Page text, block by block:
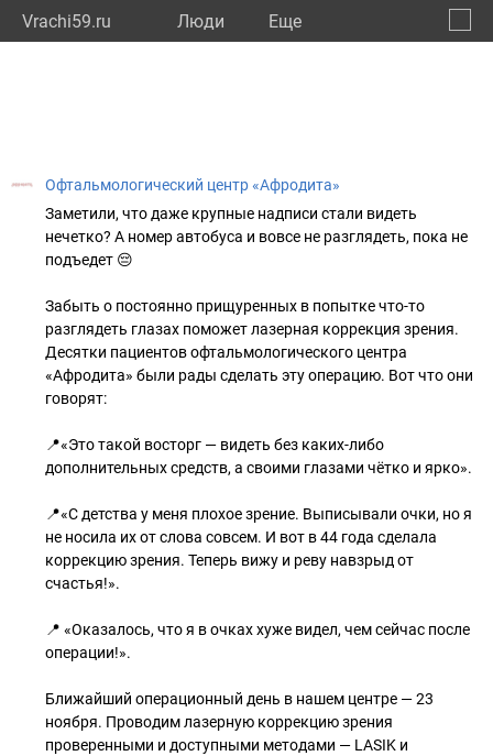
Vrachi59.ru Люди Eще
Офтальмологический центр «Афродита»
Заметили, что даже крупные надписи стали видеть
нечетко? А номер автобуса и вовсе не разглядеть, пока не
подъедет 😔
Забыть о постоянно прищуренных в попытке что-то
разглядеть глазах поможет лазерная коррекция зрения.
Десятки пациентов офтальмологического центра
«Афродита» были рады сделать эту операцию. Вот что они
говорят:
📍«Это такой восторг — видеть без каких-либо
дополнительных средств, а своими глазами чётко и ярко».
📍«С детства у меня плохое зрение. Выписывали очки, но я
не носила их от слова совсем. И вот в 44 года сделала
коррекцию зрения. Теперь вижу и реву навзрыд от
счастья!».
📍 «Оказалось, что я в очках хуже видел, чем сейчас после
операции!».
Ближайший операционный день в нашем центре — 23
ноября. Проводим лазерную коррекцию зрения
проверенными и доступными методами — LASIK и